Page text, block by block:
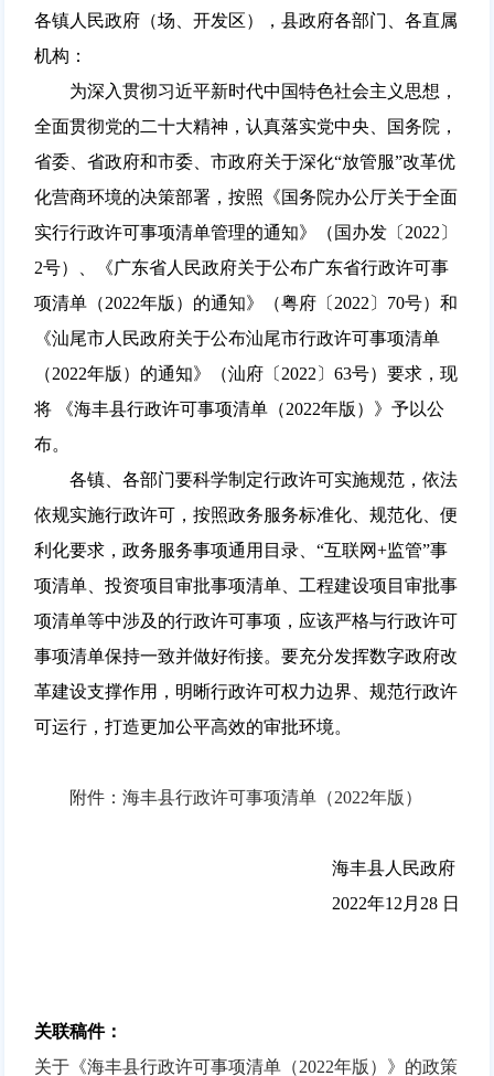
各镇人民政府（场、开发区），县政府各部门、各直属
机构：
为深入贯彻习近平新时代中国特色社会主义思想，
全面贯彻党的二十大精神，认真落实党中央、国务院，
省委、省政府和市委、市政府关于深化“放管服”改革优
化营商环境的决策部署，按照《国务院办公厅关于全面
实行行政许可事项清单管理的通知》（国办发〔2022〕
2号）、《广东省人民政府关于公布广东省行政许可事
项清单（2022年版）的通知》（粤府〔2022〕70号）和
《汕尾市人民政府关于公布汕尾市行政许可事项清单
（2022年版）的通知》（汕府〔2022〕63号）要求，现
将 《海丰县行政许可事项清单（2022年版）》予以公
布。
各镇、各部门要科学制定行政许可实施规范，依法
依规实施行政许可，按照政务服务标准化、规范化、便
利化要求，政务服务事项通用目录、“互联网+监管”事
项清单、投资项目审批事项清单、工程建设项目审批事
项清单等中涉及的行政许可事项，应该严格与行政许可
事项清单保持一致并做好衔接。要充分发挥数字政府改
革建设支撑作用，明晰行政许可权力边界、规范行政许
可运行，打造更加公平高效的审批环境。
附件：海丰县行政许可事项清单（2022年版）
海丰县人民政府
2022年12月28 日
关联稿件：
关于《海丰县行政许可事项清单（2022年版）》的政策